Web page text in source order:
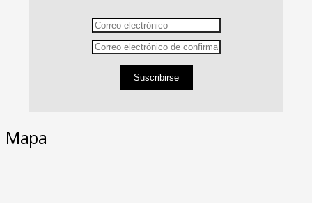
Suscribirse
Mapa